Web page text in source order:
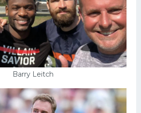
Barry Leitch